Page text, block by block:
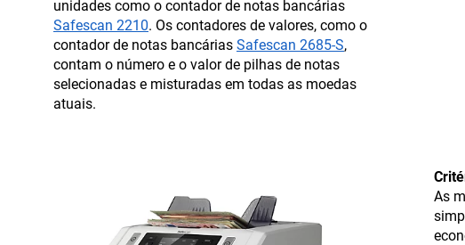
unidades como o contador de notas bancárias
Safescan 2210. Os contadores de valores, como o
contador de notas bancárias Safescan 2685-S,
contam o número e o valor de pilhas de notas
selecionadas e misturadas em todas as moedas
atuais.
As